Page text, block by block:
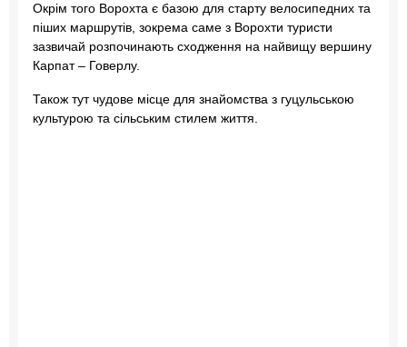
Окрім того Ворохта є базою для старту велосипедних та
піших маршрутів, зокрема саме з Ворохти туристи
зазвичай розпочинають сходження на найвищу вершину
Карпат – Говерлу.
Також тут чудове місце для знайомства з гуцульською
культурою та сільським стилем життя.
Футболки
Горнятка
Шапки
Банери
Блокнот
Ділова документація